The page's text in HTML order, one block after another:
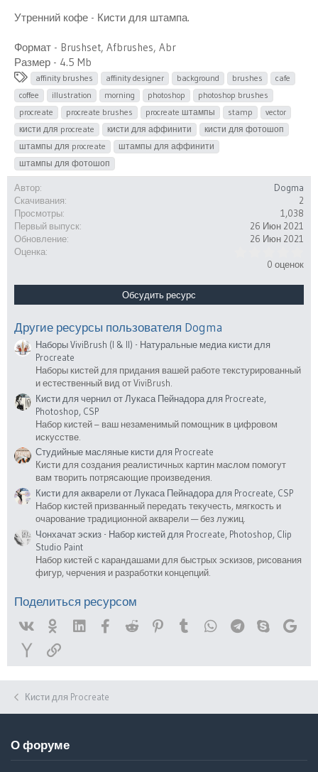
Утренний кофе - Кисти для штампа.
Формат - Brushset, Afbrushes, Abr
Размер - 4.5 Mb
Т
е
г
и
affinity brushes affinity designer background brushes
cafe
coffee
illustration morning photoshop
photoshop brushes
procreate
procreate brushes procreate штампы stamp
vector
кисти для procreate
кисти для аффинити
кисти для фотошоп
штампы для procreate
штампы для аффинити
штампы для фотошоп
Автор
Dogma
Скачивания
2
Просмотры
1,038
Первый выпуск
26 Июн 2021
Обновление
26 Июн 2021
Оценка
.
0
в
0 оценок
Обсудить ресурс
Другие ресурсы пользователя Dogma
Наборы ViviBrush (I & II) - Натуральные медиа кисти для
Procreate
Наборы кистей для придания вашей работе текстурированный
и естественный вид от ViviBrush.
Кисти для чернил от Лукаса Пейнадора для Procreate,
Photoshop, CSP
Набор кистей – ваш незаменимый помощник в цифровом
искусстве.
Студийные масляные кисти для Procreate
Кисти для создания реалистичных картин маслом помогут
вам творить потрясающие произведения.
Кисти для акварели от Лукаса Пейнадора для Procreate, CSP
Набор кистей призванный передать текучесть, мягкость и
очарование традиционной акварели — без лужиц.
Чонхачат эскиз - Набор кистей для Procreate, Photoshop, Clip
Studio Paint
Набор кистей с карандашами для быстрых эскизов, рисования
фигур, черчения и разработки концепций.
Поделиться ресурсом
Linked InFacebook
Reddit PinterestTumblr WhatsAppTelegramSkype
YahooСсылка
Кисти для Procreate
О форуме